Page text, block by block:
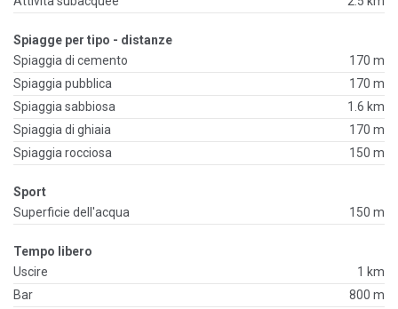
Spiagge per tipo - distanze
Spiaggia di cemento
170 m
Spiaggia pubblica
170 m
Spiaggia sabbiosa
1.6 km
Spiaggia di ghiaia
170 m
Spiaggia rocciosa
150 m
Sport
Superficie dell'acqua
150 m
Tempo libero
Uscire
1 km
Bar
800 m